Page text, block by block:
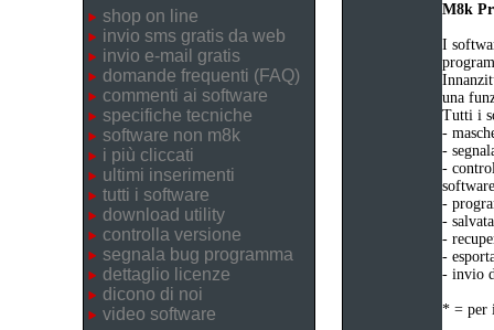
shop on line
invio sms gratis da web
invio e-mail gratis
domande frequenti (FAQ)
commenti ai software
specifiche tecniche
software non m8k
i più cliccati
ultimi inserimenti
tutti i software
download utility
controlla versione
segnala bug programma
dettaglio licenze
dicono di noi
video software
M8k
I
una
Tutti i
-
-
-
-
-
-
-
- invio
* = per